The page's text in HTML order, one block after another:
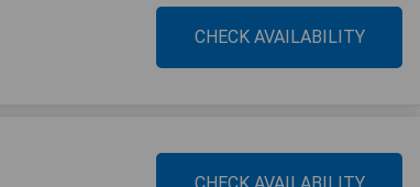
CHECK AVAILABILITY